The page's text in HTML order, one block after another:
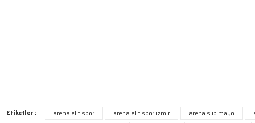
Etiketler : arena elit spor arena elit spor izmir arena slip mayo